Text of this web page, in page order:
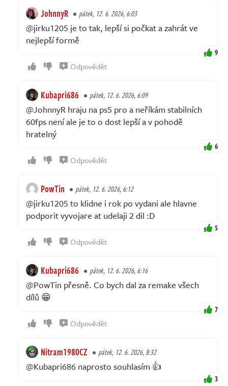
JohnnyR pátek, 12. 6. 2026, 6:03
@jirku1205 je to tak, lepší si počkat a zahrát ve
nejlepší formě
9
Odpovědět
Kubapri686 pátek, 12. 6. 2026, 6:09
@JohnnyR hraju na ps5 pro a neříkám stabilních
60fps není ale je to o dost lepší a v pohodě
hratelný
6
Odpovědět
PowTin pátek, 12. 6. 2026, 6:12
@jirku1205 to klidne i rok po vydani ale hlavne
podporit vyvojare at udelaji 2 dil :D
5
Odpovědět
Kubapri686 pátek, 12. 6. 2026, 6:16
@PowTin přesně. Co bych dal za remake všech
dílů 😁
7
Odpovědět
Nitram1980CZ pátek, 12. 6. 2026, 8:32
@Kubapri686 naprosto souhlasím 👍
3